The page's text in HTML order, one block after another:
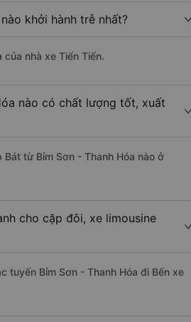
khởi hành trễ nhất?
nhà xe Tiến Tiến.
nào có chất lượng tốt, xuất
từ Bỉm Sơn - Thanh Hóa nào ở
cho cặp đôi, xe limousine
tuyến Bỉm Sơn - Thanh Hóa đi Bến xe